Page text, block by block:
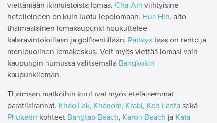
viettämään ikimuistoista lomaa. Cha-Am viihtyisine
hotelleineen on kuin luotu lepolomaan. Hua Hin, aito
thaimaalainen lomakaupunki houkuttelee
kalaravintoloillaan ja golfkentillään. Pattaya taas on rento ja
monipuolinen lomakeskus. Voit myös viettää lomasi vain
kaupungin humussa valitsemalla Bangkokin
kaupunkiloman.
Thaimaan matkoihin kuuluvat myös eteläisemmät
paratiisirannat. Khao Lak, Khanom, Krabi, Koh Lanta sekä
Phuketin kohteet Bangtao Beach, Karon Beach ja Kata